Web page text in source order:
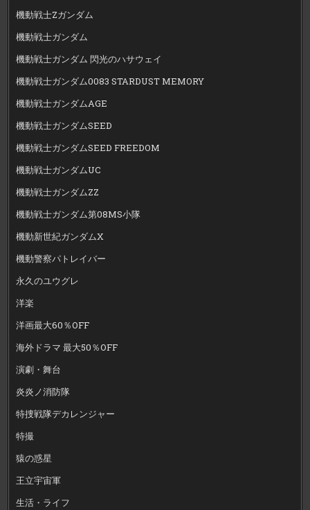
機動戦士Zガンダム
機動戦士ガンダム
機動戦士ガンダム 閃光のハサウェイ
機動戦士ガンダム0083 STARDUST MEMORY
機動戦士ガンダムAGE
機動戦士ガンダムSEED
機動戦士ガンダムSEED FREEDOM
機動戦士ガンダムUC
機動戦士ガンダムZZ
機動戦士ガンダム第08MS小隊
機動新世紀ガンダムX
機動警察パトレイバー
永久のユウグレ
洋楽
洋画最大60％OFF
海外ドラマ 最大50％OFF
演劇・舞台
炎炎ノ消防隊
特捜戦隊デカレンジャー
特撮
猿の惑星
王立宇宙軍
生活・ライフ